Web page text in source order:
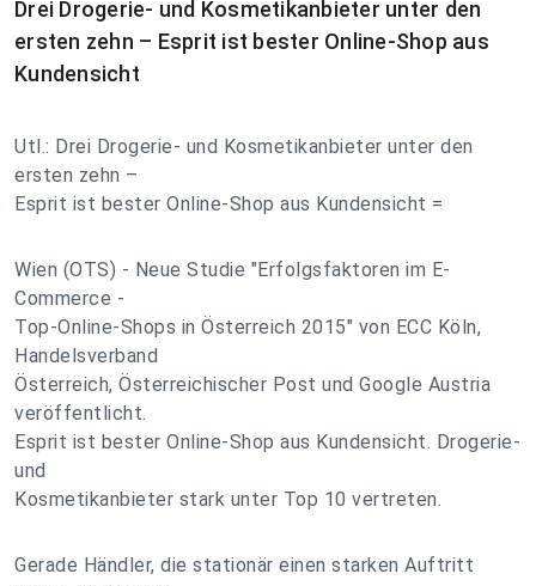
Drei Drogerie- und Kosmetikanbieter unter den
ersten zehn – Esprit ist bester Online-Shop aus
Kundensicht
Utl.: Drei Drogerie- und Kosmetikanbieter unter den
ersten zehn –
Esprit ist bester Online-Shop aus Kundensicht =
Wien (OTS) - Neue Studie "Erfolgsfaktoren im E-
Commerce -
Top-Online-Shops in Österreich 2015" von ECC Köln,
Handelsverband
Österreich, Österreichischer Post und Google Austria
veröffentlicht.
Esprit ist bester Online-Shop aus Kundensicht. Drogerie-
und
Kosmetikanbieter stark unter Top 10 vertreten.
Gerade Händler, die stationär einen starken Auftritt